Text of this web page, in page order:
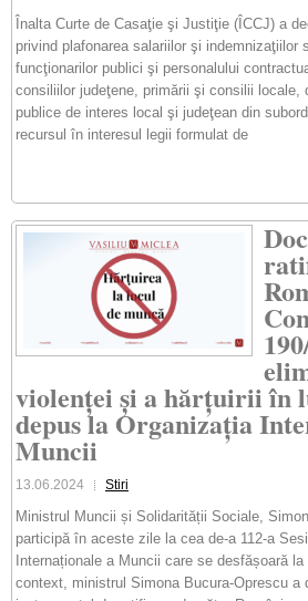
Înalta Curte de Casaţie şi Justiţie (ÎCCJ) a
privind plafonarea salariilor şi indemnizaţiilor
funcţionarilor publici şi personalului
consiliilor judeţene, primării şi consilii
publice de interes local şi judeţean din
recursul în interesul legii formulat de
violenței și a hărțuirii în
depus la Organizația
Muncii
13.06.2024 Stiri
Ministrul Muncii și Solidarității Sociale,
participă în aceste zile la cea de-a 112-a
Internaționale a Muncii care se desfășoară
context, ministrul Simona Bucura-Oprescu a